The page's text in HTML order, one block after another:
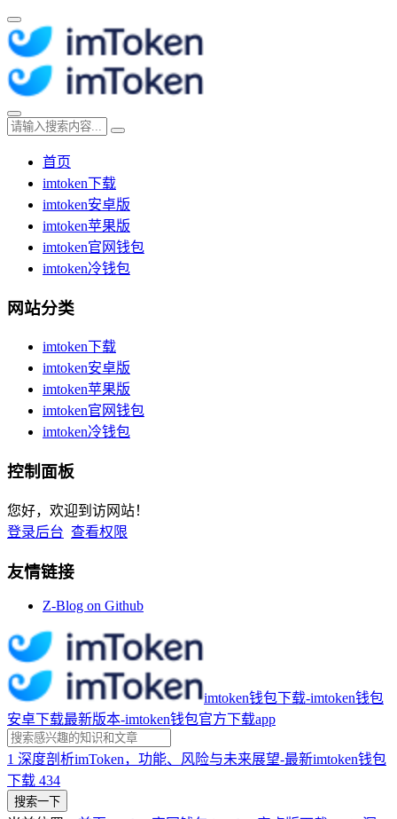
首页
imtoken下载
imtoken安卓版
imtoken苹果版
imtoken官网钱包
imtoken冷钱包
网站分类
imtoken下载
imtoken安卓版
imtoken苹果版
imtoken官网钱包
imtoken冷钱包
控制面板
您好，欢迎到访网站！
登录后台 查看权限
友情链接
Z-Blog on Github
imtoken钱包下载-imtoken钱包
安卓下载最新版本-imtoken钱包官方下载app
1 深度剖析imToken，功能、风险与未来展望-最新imtoken钱包
下载 434
搜索一下